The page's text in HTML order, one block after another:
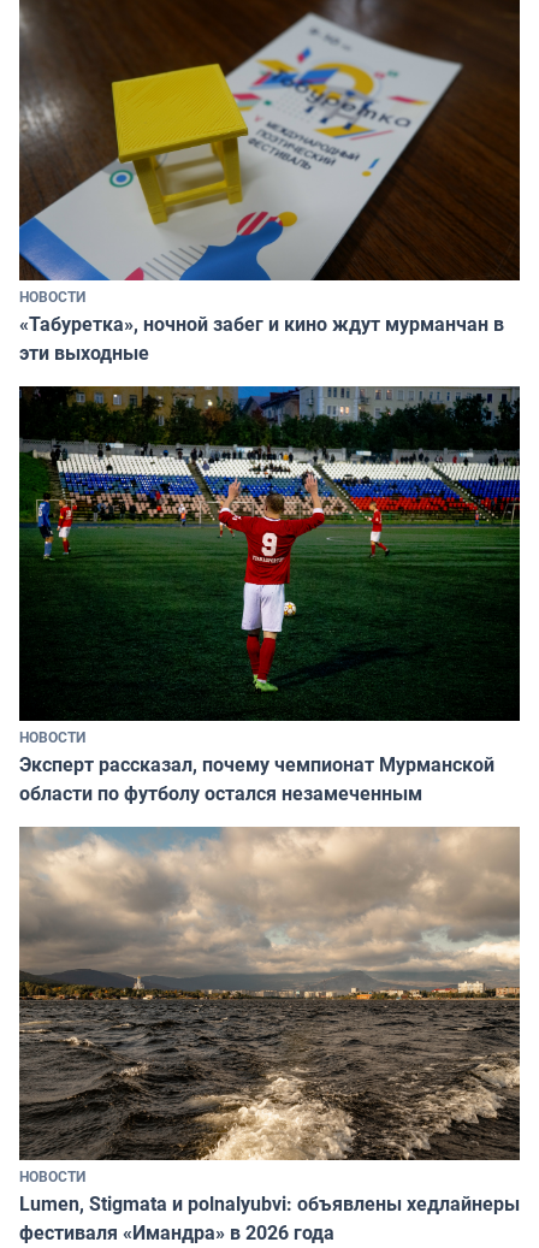
НОВОСТИ
«Табуретка», ночной забег и кино ждут мурманчан в
эти выходные
НОВОСТИ
Эксперт рассказал, почему чемпионат Мурманской
области по футболу остался незамеченным
НОВОСТИ
Lumen, Stigmata и polnalyubvi: объявлены хедлайнеры
фестиваля «Имандра» в 2026 года